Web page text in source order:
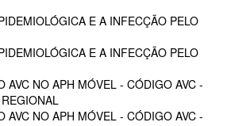
E A INFECÇÃO PELO
E A INFECÇÃO PELO
AVC NO APH MÓVEL - CÓDIGO AVC -
AVC NO APH MÓVEL - CÓDIGO AVC -